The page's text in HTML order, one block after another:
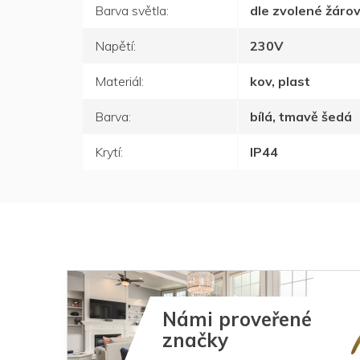
Barva světla: dle zvolené
Napětí: 230V
Materiál: kov, plast
Barva: bílá, tmavě šedá
Krytí: IP44
Námi proveřené
značky